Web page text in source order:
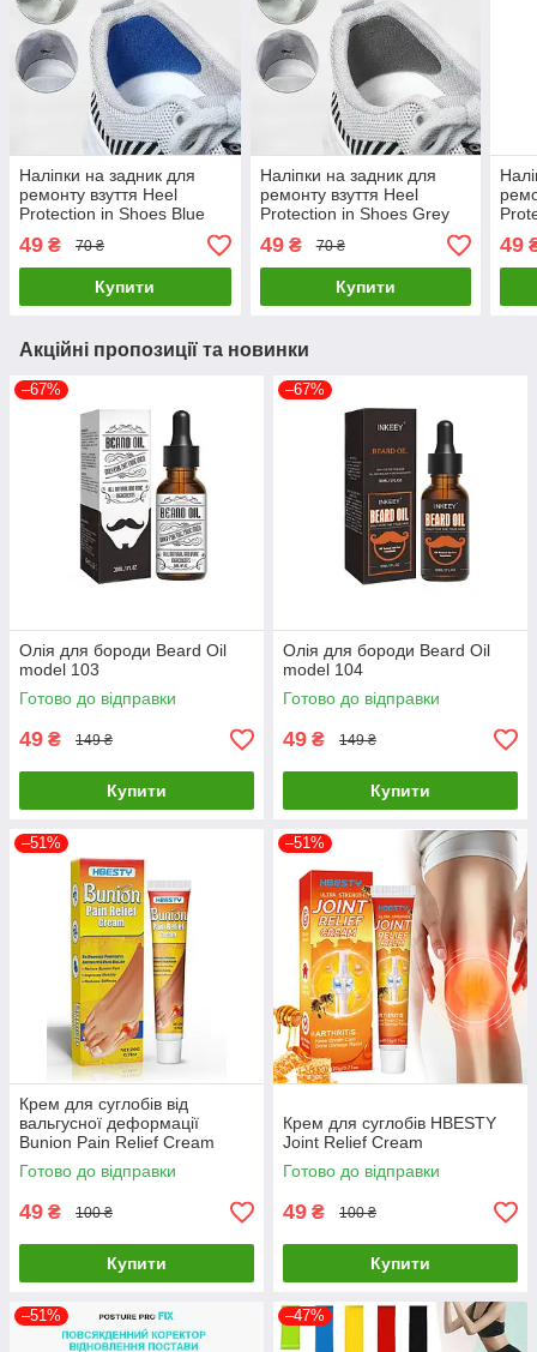
Наліпки на задник для
ремонту взуття Heel
Protection in Shoes Blue
49 ₴ 70 ₴
Купити
Наліпки на задник для
ремонту взуття Heel
Protection in Shoes Grey
49₴ 70 ₴
Купити
49
Акційні пропозиції та новинки
–67%
Олія для бороди Beard Oil
model 103
Готово до відправки
49 ₴ 149 ₴
Купити
–67%
Олія для бороди Beard Oil
model 104
Готово до відправки
49 ₴ 149 ₴
Купити
–51%
Крем для суглобів від
вальгусної деформації
Bunion Pain Relief Cream
Готово до відправки
49 ₴ 100 ₴
Купити
–51%
Крем для суглобів HBESTY
Joint Relief Cream
Готово до відправки
49 ₴ 100 ₴
Купити
–51% –47%